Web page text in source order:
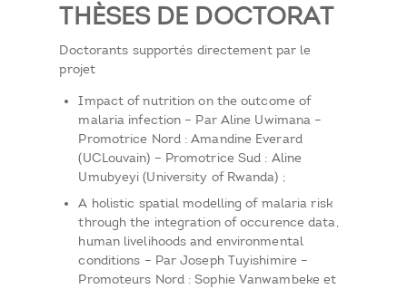
THÈSES DE DOCTORAT
Doctorants supportés directement par le
projet
Impact of nutrition on the outcome of
malaria infection – Par Aline Uwimana –
Promotrice Nord : Amandine Everard
(UCLouvain) – Promotrice Sud : Aline
Umubyeyi (University of Rwanda) ;
A holistic spatial modelling of malaria risk
through the integration of occurence data,
human livelihoods and environmental
conditions – Par Joseph Tuyishimire –
Promoteurs Nord : Sophie Vanwambeke et